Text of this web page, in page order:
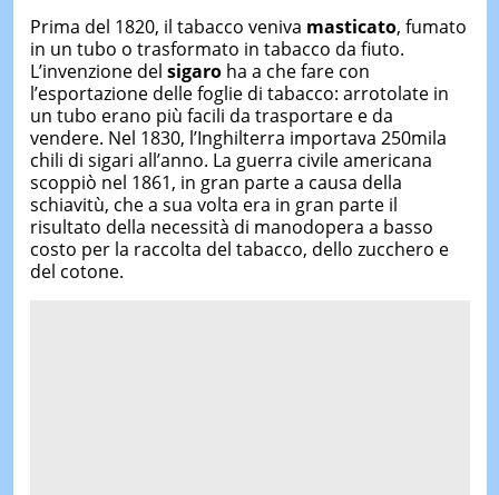
Prima del 1820, il tabacco veniva masticato, fumato
in un tubo o trasformato in tabacco da fiuto.
L’invenzione del sigaroha a che fare con
l’esportazione delle foglie di tabacco: arrotolate in
un tubo erano più facili da trasportare e da
vendere. Nel 1830, l’Inghilterra importava 250mila
chili di sigari all’anno. La guerra civile americana
scoppiò nel 1861, in gran parte a causa della
schiavitù, che a sua volta era in gran parte il
risultato della necessità di manodopera a basso
costo per la raccolta del tabacco, dello zucchero e
del cotone.